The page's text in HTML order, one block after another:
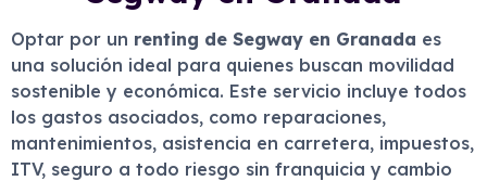
Optar por un renting de Segway en Granada es
una solución ideal para quienes buscan movilidad
sostenible y económica. Este servicio incluye todos
los gastos asociados, como reparaciones,
mantenimientos, asistencia en carretera, impuestos,
ITV, seguro a todo riesgo sin franquicia y cambio